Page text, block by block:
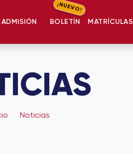
ADMISIÓN BOLETÍN
¡NUEVO!
MATRÍCULAS
Noticias